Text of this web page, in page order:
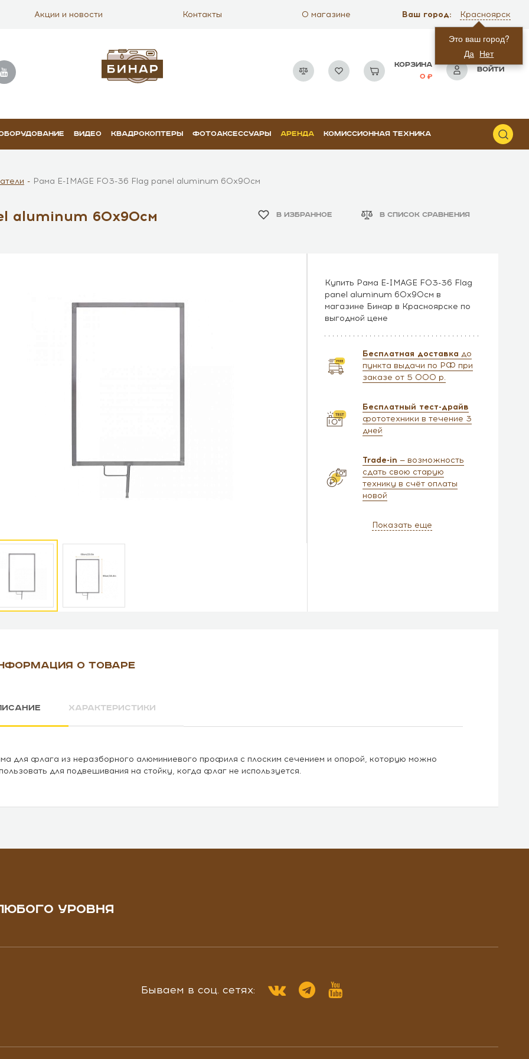
Акции и новости Контакты О магазине Ваш город:
Это ваш город?
Да Нет
Красноярск
КОРЗИНА
0
ВОЙТИ
ВИДЕО КВАДРОКОПТЕРЫ ФОТОАКСЕССУАРЫ АРЕНДА КОМИССИОННАЯ ТЕХНИКА
Рама E-IMAGE F03-36 Flag panel aluminum 60х90см
aluminum 60х90см В ИЗБРАННОЕ В СПИСОК СРАВНЕНИЯ
Купить Рама E-IMAGE F03-36 Flag
panel aluminum 60х90см в
магазине Бинар в Красноярске по
выгодной цене
Бесплатная доставка до
пункта выдачи по РФ при
заказе от 5 000 р.
Бесплатный тест-драйв
фототехники в течение 3
дней
Trade-in — возможность
сдать свою старую
технику в счёт оплаты
новой
Показать еще
О ТОВАРЕ
ХАРАКТЕРИСТИКИ
для флага из неразборного алюминиевого профиля с плоским сечением и опорой, которую можно
для подвешивания на стойку, когда флаг не используется.
УРОВНЯ
Бываем в соц. сетях: